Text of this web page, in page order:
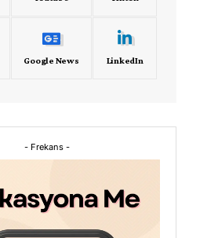
Google News LinkedIn
- Frekans -